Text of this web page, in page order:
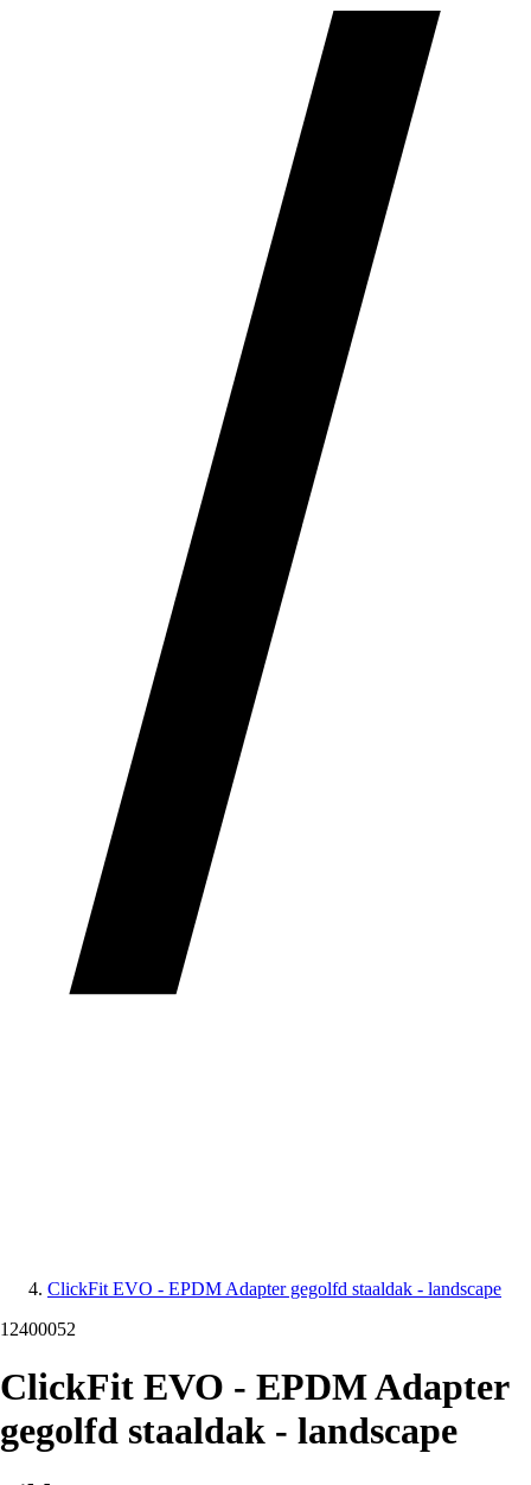
ClickFit EVO - EPDM Adapter gegolfd staaldak - landscape
12400052
ClickFit EVO - EPDM Adapter
gegolfd staaldak - landscape